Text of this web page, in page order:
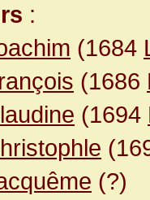
:
(1684
(1686
(1694
(?)